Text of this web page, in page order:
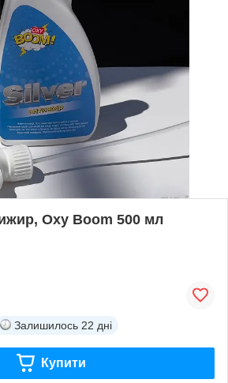
Oxy Boom 500 мл
Залишилось 22 дні
Купити